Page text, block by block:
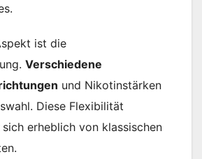
ist die
Verschiedene
und Nikotinstärken
Diese Flexibilität
erheblich von klassischen